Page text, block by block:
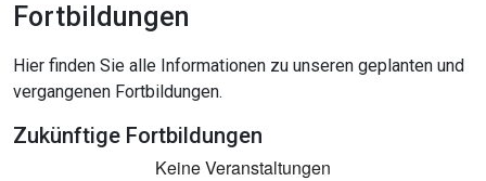
Fortbildungen
Hier finden Sie alle Informationen zu unseren geplanten und
vergangenen Fortbildungen.
Zukünftige Fortbildungen
Keine Veranstaltungen